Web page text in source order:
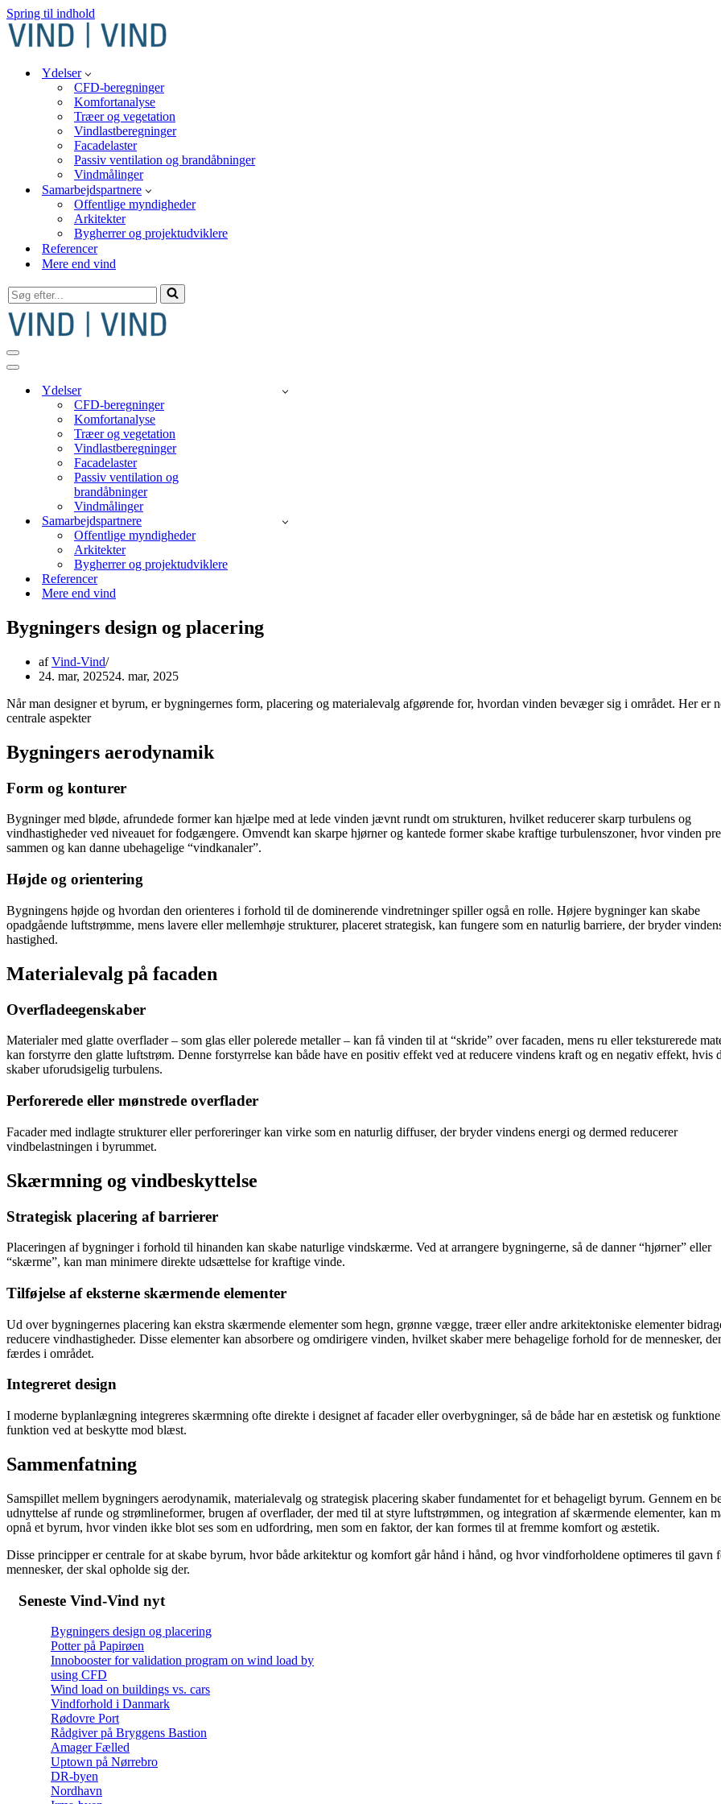
Spring til indhold
Ydelser
CFD-beregninger
Komfortanalyse
Træer og vegetation
Vindlastberegninger
Facadelaster
Passiv ventilation og brandåbninger
Vindmålinger
Samarbejdspartnere
Offentlige myndigheder
Arkitekter
Bygherrer og projektudviklere
Referencer
Mere end vind
Søg
efter...
Navigation
menu
Navigation
Ydelser
CFD-beregninger
Komfortanalyse
Træer og vegetation
Vindlastberegninger
Facadelaster
Passiv ventilation og
brandåbninger
Vindmålinger
Samarbejdspartnere
Offentlige myndigheder
Arkitekter
Bygherrer og projektudviklere
Referencer
Mere end vind
Bygningers design og placering
afVind-Vind
24. mar, 202524. mar, 2025
Når man designer et byrum, er bygningernes form, placering og materialevalg afgørende for, hvordan vinden bevæger sig i området. Her er
centrale aspekter
Bygningers aerodynamik
Form og konturer
Bygninger med bløde, afrundede former kan hjælpe med at lede vinden jævnt rundt om strukturen, hvilket reducerer skarp turbulens og
vindhastigheder ved niveauet for fodgængere. Omvendt kan skarpe hjørner og kantede former skabe kraftige turbulenszoner, hvor vinden
sammen og kan danne ubehagelige “vindkanaler”.
Højde og orientering
Bygningens højde og hvordan den orienteres i forhold til de dominerende vindretninger spiller også en rolle. Højere bygninger kan skabe
opadgående luftstrømme, mens lavere eller mellemhøje strukturer, placeret strategisk, kan fungere som en naturlig barriere, der bryder
hastighed.
Materialevalg på facaden
Overfladeegenskaber
Materialer med glatte overflader – som glas eller polerede metaller – kan få vinden til at “skride” over facaden, mens ru eller teksturerede
kan forstyrre den glatte luftstrøm. Denne forstyrrelse kan både have en positiv effekt ved at reducere vindens kraft og en negativ effekt, hvis
skaber uforudsigelig turbulens.
Perforerede eller mønstrede overflader
Facader med indlagte strukturer eller perforeringer kan virke som en naturlig diffuser, der bryder vindens energi og dermed reducerer
vindbelastningen i byrummet.
Skærmning og vindbeskyttelse
Strategisk placering af barrierer
Placeringen af bygninger i forhold til hinanden kan skabe naturlige vindskærme. Ved at arrangere bygningerne, så de danner “hjørner” eller
“skærme”, kan man minimere direkte udsættelse for kraftige vinde.
Tilføjelse af eksterne skærmende elementer
Ud over bygningernes placering kan ekstra skærmende elementer som hegn, grønne vægge, træer eller andre arkitektoniske elementer
reducere vindhastigheder. Disse elementer kan absorbere og omdirigere vinden, hvilket skaber mere behagelige forhold for de mennesker, der
færdes i området.
Integreret design
I moderne byplanlægning integreres skærmning ofte direkte i designet af facader eller overbygninger, så de både har en æstetisk og
funktion ved at beskytte mod blæst.
Sammenfatning
Samspillet mellem bygningers aerodynamik, materialevalg og strategisk placering skaber fundamentet for et behageligt byrum. Gennem en
udnyttelse af runde og strømlineformer, brugen af overflader, der med til at styre luftstrømmen, og integration af skærmende elementer, kan
opnå et byrum, hvor vinden ikke blot ses som en udfordring, men som en faktor, der kan formes til at fremme komfort og æstetik.
Disse principper er centrale for at skabe byrum, hvor både arkitektur og komfort går hånd i hånd, og hvor vindforholdene optimeres til gavn
mennesker, der skal opholde sig der.
Seneste Vind-Vind nyt
Bygningers design og placering
Potter på Papirøen
Innobooster for validation program on wind load by
using CFD
Wind load on buildings vs. cars
Vindforhold i Danmark
Rødovre Port
Rådgiver på Bryggens Bastion
Amager Fælled
Uptown på Nørrebro
DR-byen
Nordhavn